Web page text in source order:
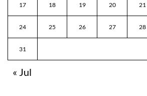
17 18 19 20 21
24 25 26 27 28
31
« Jul